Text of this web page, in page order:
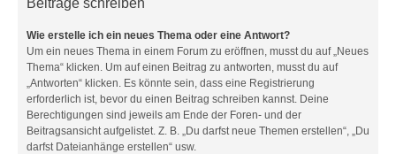
Beiträge schreiben
Wie erstelle ich ein neues Thema oder eine Antwort?
Um ein neues Thema in einem Forum zu eröffnen, musst du auf „Neues
Thema“ klicken. Um auf einen Beitrag zu antworten, musst du auf
„Antworten“ klicken. Es könnte sein, dass eine Registrierung
erforderlich ist, bevor du einen Beitrag schreiben kannst. Deine
Berechtigungen sind jeweils am Ende der Foren- und der
Beitragsansicht aufgelistet. Z. B. „Du darfst neue Themen erstellen“, „Du
darfst Dateianhänge erstellen“ usw.